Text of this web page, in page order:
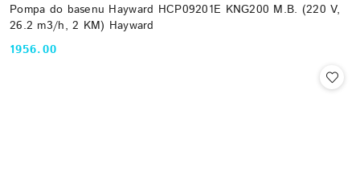
Pompa do basenu Hayward HCP09201E KNG200 M.B. (220 V,
26.2 m3/h, 2 KM) Hayward
Cena:
1956.00